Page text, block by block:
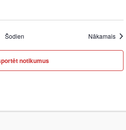
Šodien Nākamais
notikumus